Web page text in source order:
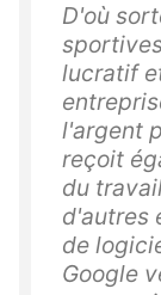
D'où
lucratif
l'argent
reçoit
du
d'autres
de
Google